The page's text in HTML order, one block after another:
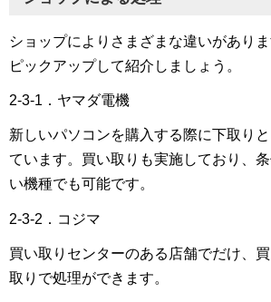
ショップによりさまざまな違いがあり
ピックアップして紹介しましょう。
2-3-1．ヤマダ電機
新しいパソコンを購入する際に下取り
ています。買い取りも実施しており、
い機種でも可能です。
2-3-2．コジマ
買い取りセンターのある店舗でだけ、
取りで処理ができます。